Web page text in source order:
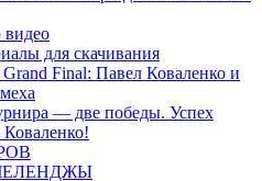
видео
для скачивания
Final: Павел Коваленко и
— две победы. Успех